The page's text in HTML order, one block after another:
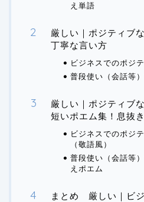
え単語
厳しい｜ポジティブ
丁寧な言い方
ビジネスでのポジ
普段使い（会話等
厳しい｜ポジティブ
短いポエム集！息抜
ビジネスでのポジ
（敬語風）
普段使い（会話等
えポエム
まとめ 厳しい｜ビ